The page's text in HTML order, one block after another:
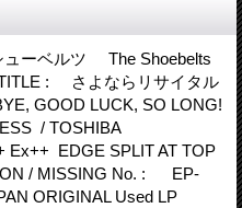
ューベルツ The Shoebelts
: さよならリサイタル
GOOD LUCK, SO LONG!
/ TOSHIBA
Ex++ EDGE SPLIT AT TOP
/ MISSING No. : EP-
ORIGINAL Used LP